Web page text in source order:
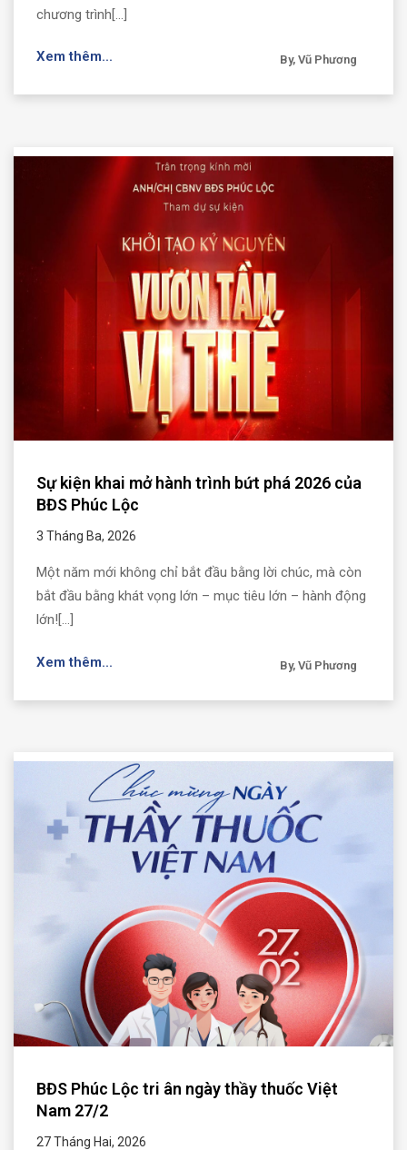
chương trình[...]
Xem thêm... By, Vũ Phương
Sự kiện khai mở hành trình bứt phá 2026 của
BĐS Phúc Lộc
3 Tháng Ba, 2026
Một năm mới không chỉ bắt đầu bằng lời chúc, mà còn
bắt đầu bằng khát vọng lớn – mục tiêu lớn – hành động
lớn![...]
Xem thêm... By, Vũ Phương
BĐS Phúc Lộc tri ân ngày thầy thuốc Việt
Nam 27/2
27 Tháng Hai, 2026